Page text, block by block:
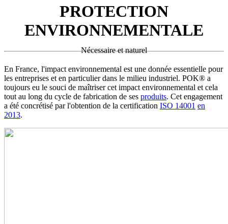
PROTECTION
ENVIRONNEMENTALE
Nécessaire et naturel
En France, l'impact environnemental est une donnée essentielle pour
les entreprises et en particulier dans le milieu industriel. POK® a
toujours eu le souci de maîtriser cet impact environnemental et cela
tout au long du cycle de fabrication de ses produits. Cet engagement
a été concrétisé par l'obtention de la certification ISO 14001 en
2013.